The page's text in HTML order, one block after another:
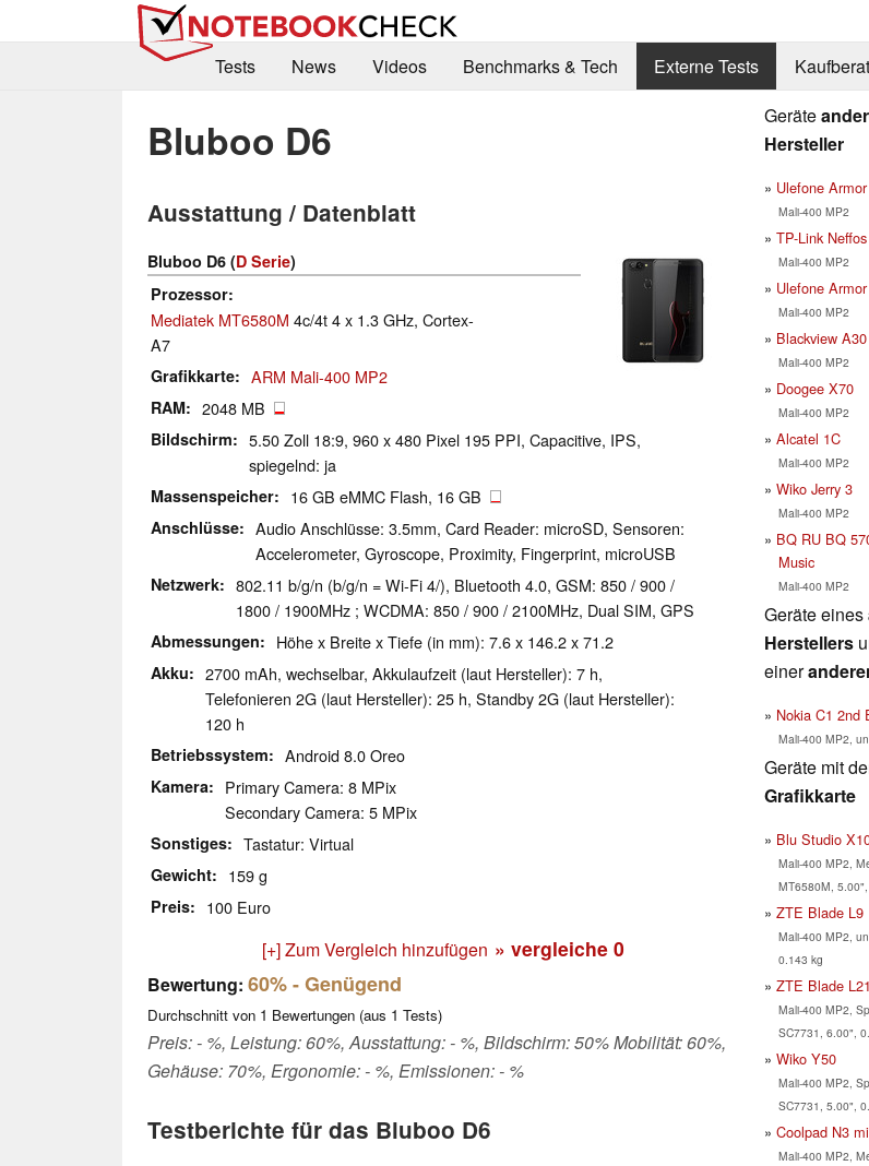
Tests
News Videos Benchmarks & Tech Externe Tests
Bluboo D6
Ausstattung / Datenblatt
Bluboo D6 (D Serie)
Prozessor
Mediatek MT6580M 4c/4t 4 x 1.3 GHz, Cortex-
A7
Grafikkarte ARM Mali-400 MP2
RAM 2048 MB
Bildschirm
5.50 Zoll 18:9, 960 x 480 Pixel 195 PPI, Capacitive, IPS,
spiegelnd: ja
Massenspeicher 16 GB eMMC Flash, 16 GB
Anschlüsse
Audio Anschlüsse: 3.5mm, Card Reader: microSD, Sensoren:
Accelerometer, Gyroscope, Proximity, Fingerprint, microUSB
Netzwerk
802.11 b/g/n (b/g/n = Wi-Fi 4/), Bluetooth 4.0, GSM: 850 / 900 /
1800 / 1900MHz ; WCDMA: 850 / 900 / 2100MHz, Dual SIM, GPS
Abmessungen Höhe x Breite x Tiefe (in mm): 7.6 x 146.2 x 71.2
Akku
2700 mAh, wechselbar, Akkulaufzeit (laut Hersteller): 7 h,
Telefonieren 2G (laut Hersteller): 25 h, Standby 2G (laut Hersteller):
120 h
Betriebssystem Android 8.0 Oreo
Kamera
Primary Camera: 8 MPix
Secondary Camera: 5 MPix
Sonstiges Tastatur: Virtual
Gewicht 159 g
Preis 100 Euro
[+] Zum Vergleich hinzufügen » vergleiche 0
Bewertung: 60%- Genügend
Durchschnitt von 1 Bewertungen (aus 1 Tests)
Preis: - %, Leistung: 60%, Ausstattung: - %, Bildschirm: 50% Mobilität: 60%,
Gehäuse: 70%, Ergonomie: - %, Emissionen: - %
Testberichte für das Bluboo D6
Geräte
Hersteller
Ulefone
Mali-400 MP2
TP-Link
Mali-400 MP2
Ulefone
Mali-400 MP2
Blackview A30
Mali-400 MP2
Doogee X70
Mali-400 MP2
Alcatel 1C
Mali-400 MP2
Wiko Jerry 3
Mali-400 MP2
BQ RU BQ
Music
Mali-400 MP2
Geräte eines
Herstellers
einer
Nokia C1 2nd
Mali-400 MP2,
Geräte mit
Grafikkarte
Blu Studio
Mali-400 MP2,
MT6580M,
ZTE Blade L9
Mali-400 MP2,
0.143 kg
ZTE Blade
Mali-400 MP2,
SC7731, 6.00",
Wiko Y50
Mali-400 MP2,
SC7731, 5.00",
Coolpad N3
Mali-400 MP2,